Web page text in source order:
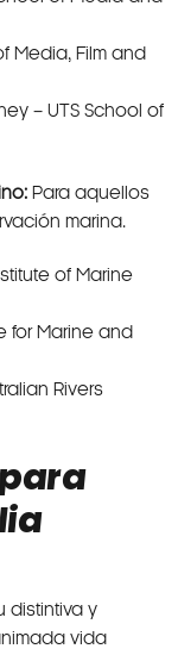
Media, Film and
– UTS School of
Para aquellos
marina.
of Marine
for Marine and
Rivers
distintiva y
vida